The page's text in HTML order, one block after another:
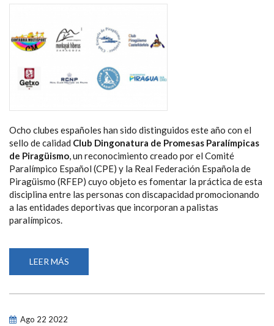
Ocho clubes españoles han sido distinguidos este año con el
sello de calidad Club Dingonatura de Promesas Paralímpicas
de Piragüismo, un reconocimiento creado por el Comité
Paralímpico Español (CPE) y la Real Federación Española de
Piragüismo (RFEP) cuyo objeto es fomentar la práctica de esta
disciplina entre las personas con discapacidad promocionando
a las entidades deportivas que incorporan a palistas
paralímpicos.
LEER MÁS
CLUBES
PIRAGÜISMO
Ago 22 2022